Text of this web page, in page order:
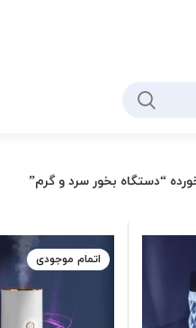
“دستگاه بخور سرد و گرم”
اتمام موجودی